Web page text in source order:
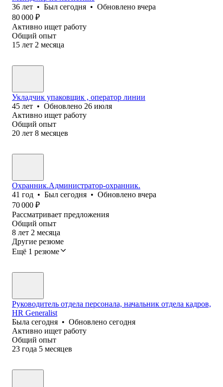
36 лет • Был сегодня • Обновлено вчера
80 000 ₽
Активно ищет работу
Общий опыт
15 лет 2 месяца
Укладчик упаковщик , оператор линии
45 лет • Обновлено 26 июля
Активно ищет работу
Общий опыт
20 лет 8 месяцев
Охранник.Администратор-охранник.
41 год • Был сегодня • Обновлено вчера
70 000 ₽
Рассматривает предложения
Общий опыт
8 лет 2 месяца
Другие резюме
Ещё 1 резюме
Руководитель отдела персонала, начальник отдела кадров,
HR Generalist
Была сегодня • Обновлено сегодня
Активно ищет работу
Общий опыт
23 года 5 месяцев